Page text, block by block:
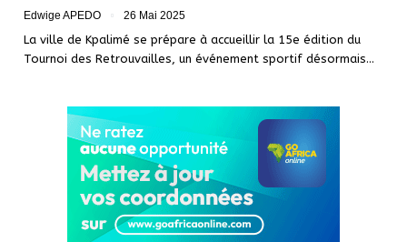
Edwige APEDO 26 Mai 2025
La ville de Kpalimé se prépare à accueillir la 15e édition du
Tournoi des Retrouvailles, un événement sportif désormais…